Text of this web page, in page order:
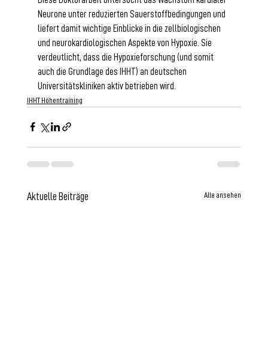
Neurone unter reduzierten Sauerstoffbedingungen und
liefert damit wichtige Einblicke in die zellbiologischen
und neurokardiologischen Aspekte von Hypoxie. Sie
verdeutlicht, dass die Hypoxieforschung (und somit
auch die Grundlage des IHHT) an deutschen
Universitätskliniken aktiv betrieben wird.
IHHT Höhentraining
Aktuelle Beiträge Alle ansehen